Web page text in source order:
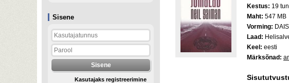
Sisene
Kasutajaks registreerimine
Kestus: 19
Maht: 547 MB
Vorming:
Laad:
Keel: eesti
Märksõnad: